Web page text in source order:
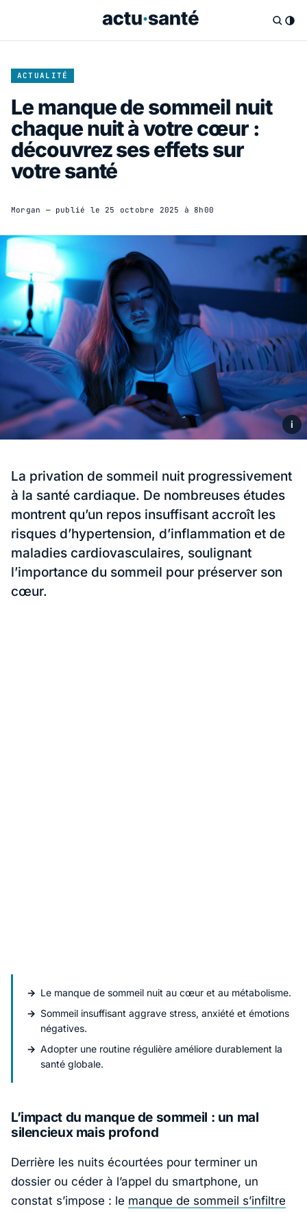
ACTUALITÉ
Le manque de sommeil nuit
chaque nuit à votre cœur :
découvrez ses effets sur
votre santé
Morgan — publié le 25 octobre 2025 à 8h00
i
La privation de sommeil nuit progressivement
à la santé cardiaque. De nombreuses études
montrent qu’un repos insuffisant accroît les
risques d’hypertension, d’inflammation et de
maladies cardiovasculaires, soulignant
l’importance du sommeil pour préserver son
cœur.
Le manque de sommeil nuit au cœur et au métabolisme.
Sommeil insuffisant aggrave stress, anxiété et émotions
négatives.
Adopter une routine régulière améliore durablement la
santé globale.
L’impact du manque de sommeil : un mal
silencieux mais profond
Derrière les nuits écourtées pour terminer un
dossier ou céder à l’appel du smartphone, un
constat s’impose : le manque de sommeil s’infiltre